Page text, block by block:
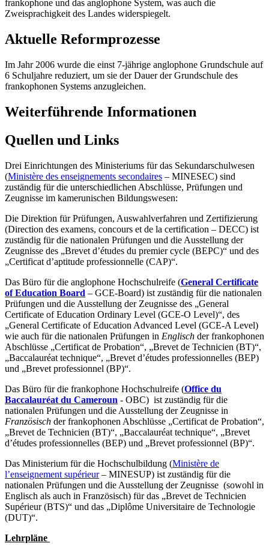
frankophone und das anglophone System, was auch die
Zweisprachigkeit des Landes widerspiegelt.
Aktuelle Reformprozesse
Im Jahr 2006 wurde die einst 7-jährige anglophone Grundschule auf
6 Schuljahre reduziert, um sie der Dauer der Grundschule des
frankophonen Systems anzugleichen.
Weiterführende Informationen
Quellen und Links
Drei Einrichtungen des Ministeriums für das Sekundarschulwesen
(Ministère des enseignements secondaires – MINESEC) sind
zuständig für die unterschiedlichen Abschlüsse, Prüfungen und
Zeugnisse im kamerunischen Bildungswesen:
Die Direktion für Prüfungen, Auswahlverfahren und Zertifizierung
(Direction des examens, concours et de la certification – DECC) ist
zuständig für die nationalen Prüfungen und die Ausstellung der
Zeugnisse des „Brevet d’études du premier cycle (BEPC)“ und des
„Certificat d’aptitude professionnelle (CAP)“.
Das Büro für die anglophone Hochschulreife (General Certificate
of Education Board – GCE-Board) ist zuständig für die nationalen
Prüfungen und die Ausstellung der Zeugnisse des „General
Certificate of Education Ordinary Level (GCE-O Level)“, des
„General Certificate of Education Advanced Level (GCE-A Level)
wie auch für die nationalen Prüfungen in Englisch der frankophonen
Abschlüsse „Certificat de Probation“, „Brevet de Technicien (BT)“,
„Baccalauréat technique“, „Brevet d’études professionnelles (BEP)
und „Brevet professionnel (BP)“.
Das Büro für die frankophone Hochschulreife (Office du
Baccalauréat du Cameroun - OBC) ist zuständig für die
nationalen Prüfungen und die Ausstellung der Zeugnisse in
Französisch der frankophonen Abschlüsse „Certificat de Probation“,
„Brevet de Technicien (BT)“, „Baccalauréat technique“, „Brevet
d’études professionnelles (BEP) und „Brevet professionnel (BP)“.
Das Ministerium für die Hochschulbildung (Ministère de
l’enseignement supérieur– MINESUP) ist zuständig für die
nationalen Prüfungen und die Ausstellung der Zeugnisse (sowohl in
Englisch als auch in Französisch) für das „Brevet de Technicien
Supérieur (BTS)“ und das „Diplôme Universitaire de Technologie
(DUT)“.
Lehrpläne